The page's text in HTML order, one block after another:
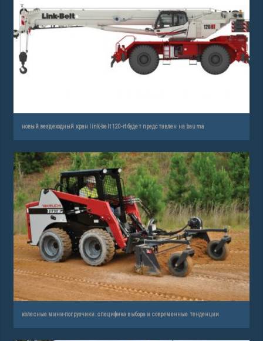
новый вездеходный кран link-belt 120-rt будет представлен на bauma
колесные мини-погрузчики: специфика выбора и современные тенденции